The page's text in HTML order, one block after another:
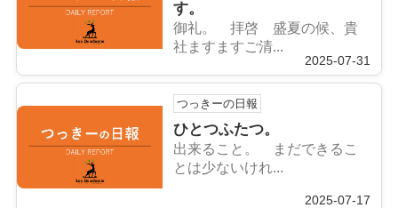
す。
御礼。 拝啓 盛夏の候、貴
社ますますご清...
2025-07-31
つっきーの日報
ひとつふたつ。
出来ること。 まだできるこ
とは少ないけれ...
2025-07-17